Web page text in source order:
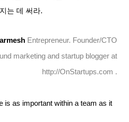
는 데 써라.
Entrepreneur. Founder/CTO
marketing and startup blogger at
http://OnStartups.com .
is as important within a team as it